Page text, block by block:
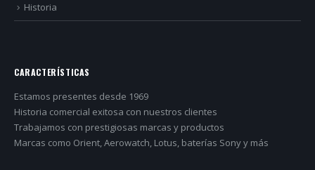
Historia
CARACTERÍSTICAS
Estamos presentes desde 1969
Historia comercial exitosa con nuestros clientes
Trabajamos con prestigiosas marcas y productos
Marcas como Orient, Aerowatch, Lotus, baterías Sony y más